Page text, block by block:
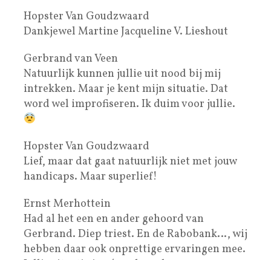
Hopster Van Goudzwaard
Dankjewel Martine Jacqueline V. Lieshout
Gerbrand van Veen
Natuurlijk kunnen jullie uit nood bij mij
intrekken. Maar je kent mijn situatie. Dat
word wel improfiseren. Ik duim voor jullie.
Hopster Van Goudzwaard
Lief, maar dat gaat natuurlijk niet met jouw
handicaps. Maar superlief!
Ernst Merhottein
Had al het een en ander gehoord van
Gerbrand. Diep triest. En de Rabobank…, wij
hebben daar ook onprettige ervaringen mee.